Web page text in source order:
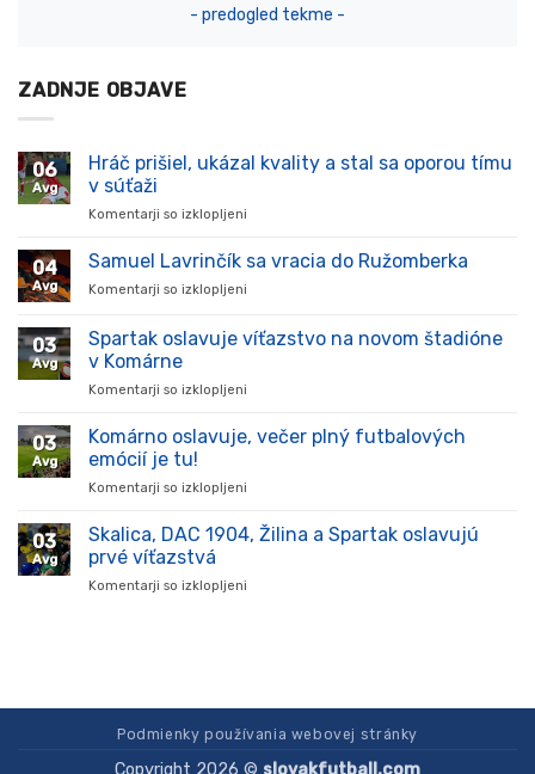
- predogled tekme -
ZADNJE OBJAVE
06
Avg
Hráč prišiel, ukázal kvality a stal sa oporou tímu
v súťaži
Komentarji so izklopljeni
prišiel,
stal
súťaži
04
Avg
Samuel Lavrinčík sa vracia do Ružomberka
Komentarji so izklopljeni
Lavrinčík
03
Avg
Spartak oslavuje víťazstvo na novom štadióne
v Komárne
Komentarji so izklopljeni
oslavuje
v
03
Avg
Komárno oslavuje, večer plný futbalových
emócií je tu!
Komentarji so izklopljeni
oslavuje,
03
Avg
Skalica, DAC 1904, Žilina a Spartak oslavujú
prvé víťazstvá
Komentarji so izklopljeni
Spartak
oslavujú
víťazstvá
Podmienky používania webovej stránky